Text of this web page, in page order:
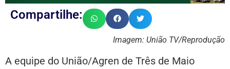
Compartilhe:
Imagem: União TV/Reprodução
A equipe do União/Agren de Três de Maio